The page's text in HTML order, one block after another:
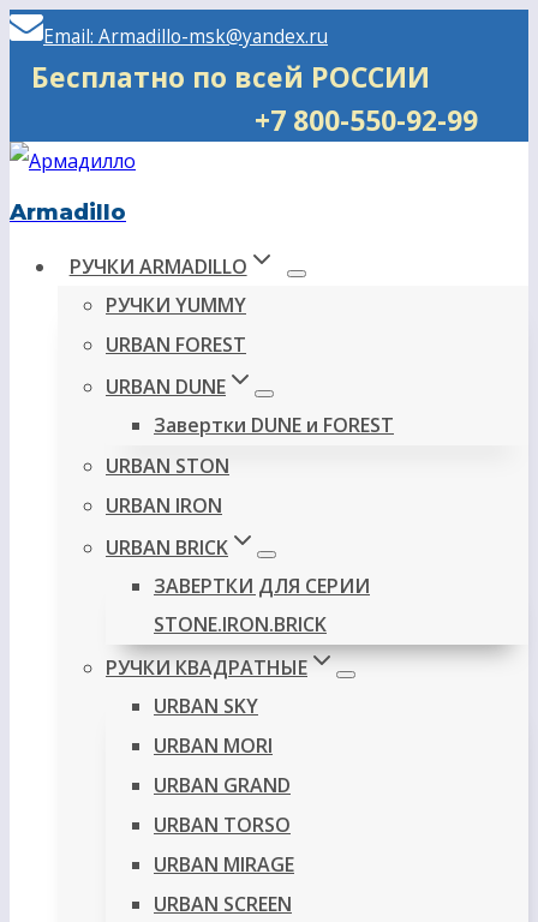
Перейти
Email: Armadillo-msk@yandex.ru
Бесплатно по всей РОССИИ
+7 800-550-92-99
Armadillo
РУЧКИ ARMADILLO
РУЧКИ YUMMY
URBAN FOREST
URBAN DUNE
Завертки DUNE и FOREST
URBAN STON
URBAN IRON
URBAN BRICK
ЗАВЕРТКИ ДЛЯ СЕРИИ
STONE.IRON.BRICK
РУЧКИ КВАДРАТНЫЕ
URBAN SKY
URBAN MORI
URBAN GRAND
URBAN TORSO
URBAN MIRAGE
URBAN SCREEN